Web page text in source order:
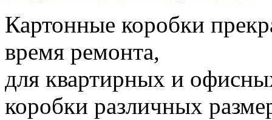
Картонные коробки
время ремонта,
для квартирных и
коробки различных